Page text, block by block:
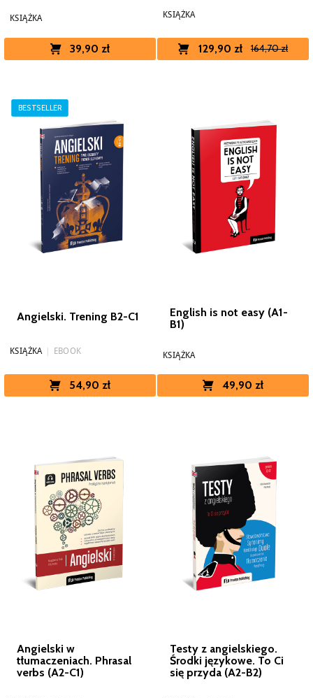
KSIĄŻKA
39,90 zł
KSIĄŻKA
129,90 zł 164,70 zł
BESTSELLER
Angielski. Trening B2-C1
KSIĄŻKA EBOOK
54,90 zł
English is not easy (A1-
B1)
KSIĄŻKA
49,90 zł
Angielski w
tłumaczeniach. Phrasal
verbs (A2-C1)
Testy z angielskiego.
Środki językowe. To Ci
się przyda (A2-B2)